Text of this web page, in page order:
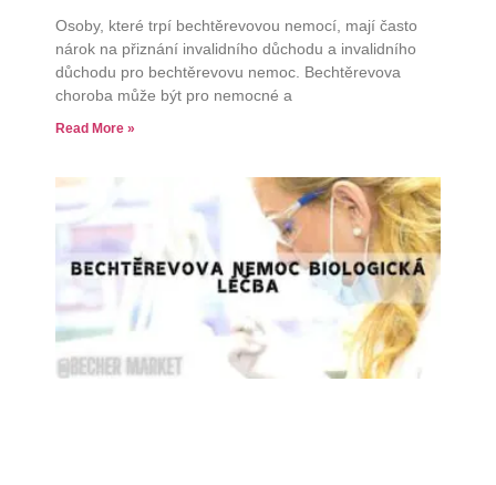
Osoby, které trpí bechtěrevovou nemocí, mají často
nárok na přiznání invalidního důchodu a invalidního
důchodu pro bechtěrevovu nemoc. Bechtěrevova
choroba může být pro nemocné a
Read More »